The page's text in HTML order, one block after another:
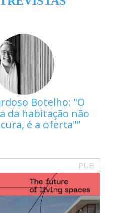
Botelho: "O
da habitação não
é a oferta"
PUB